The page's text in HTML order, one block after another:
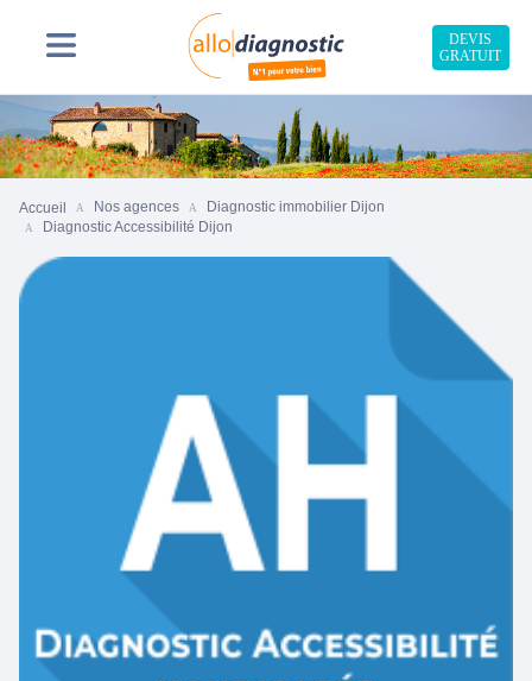
DEVIS
GRATUIT
Accueil Nos agences
Diagnostic immobilier Dijon
Diagnostic Accessibilité Dijon